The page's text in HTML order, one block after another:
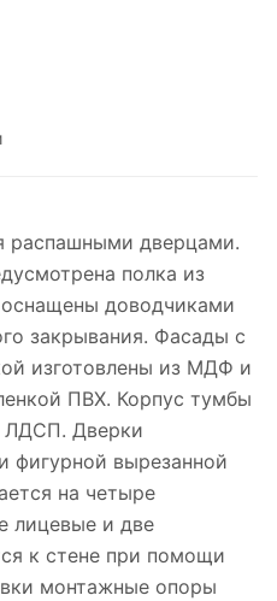
распашными дверцами.
полка из
доводчиками
закрывания. Фасады с
изготовлены из МДФ и
ПВХ. Корпус тумбы
ЛДСП. Дверки
фигурной вырезанной
на четыре
лицевые и две
к стене при помощи
монтажные опоры